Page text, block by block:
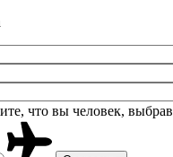
что вы человек, выбрав